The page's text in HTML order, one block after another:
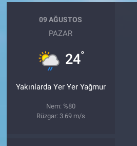
09 AĞUSTOS
PAZAR
24°
Yakınlarda Yer Yer Yağmur
Nem: %80
Rüzgar: 3.69 m/s